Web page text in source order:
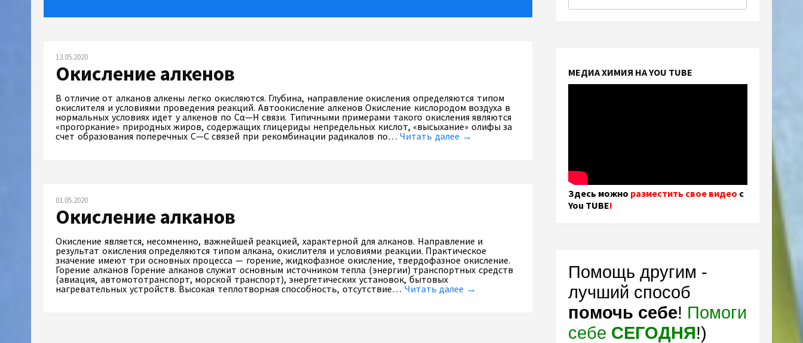
13.05.2020
Окисление алкенов
В отличие от алканов алкены легко окисляются. Глубина, направление окисления определяются типом
окислителя и условиями проведения реакций. Автоокисление алкенов Окисление кислородом воздуха в
нормальных условиях идет у алкенов по Сα—Н связи. Типичными примерами такого окисления являются
«прогоркание» природных жиров, содержащих глицериды непредельных кислот, «высыхание» олифы за
счет образования поперечных С—С связей при рекомбинации радикалов по…Читать далее →
01.05.2020
Окисление алканов
Окисление является, несомненно, важнейшей реакцией, характерной для алканов. Направление и
результат окисления определяются типом алкана, окислителя и условиями реакции. Практическое
значение имеют три основных процесса — горение, жидкофазное окисление, твердофазное окисление.
Горение алканов Горение алканов служит основным источником тепла (энергии) транспортных средств
(авиация, автомототранспорт, морской транспорт), энергетических установок, бытовых
нагревательных устройств. Высокая теплотворная способность, отсутствие… Читать далее →
МЕДИА ХИМИЯ НА YOU TUBE
Здесь можно разместить свое видео с
You TUBE!
Помощь другим -
лучший способ
помочь себе! Помоги
себе СЕГОДНЯ!)